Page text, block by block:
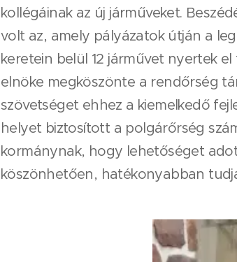
kollégáinak az új járműveket.
volt az, amely pályázatok útján a
keretein belül 12 járművet nyertek
elnöke megköszönte a rendőrség
szövetséget ehhez a kiemelkedő
helyet biztosított a polgárőrség
kormánynak, hogy lehetőséget
köszönhetően, hatékonyabban